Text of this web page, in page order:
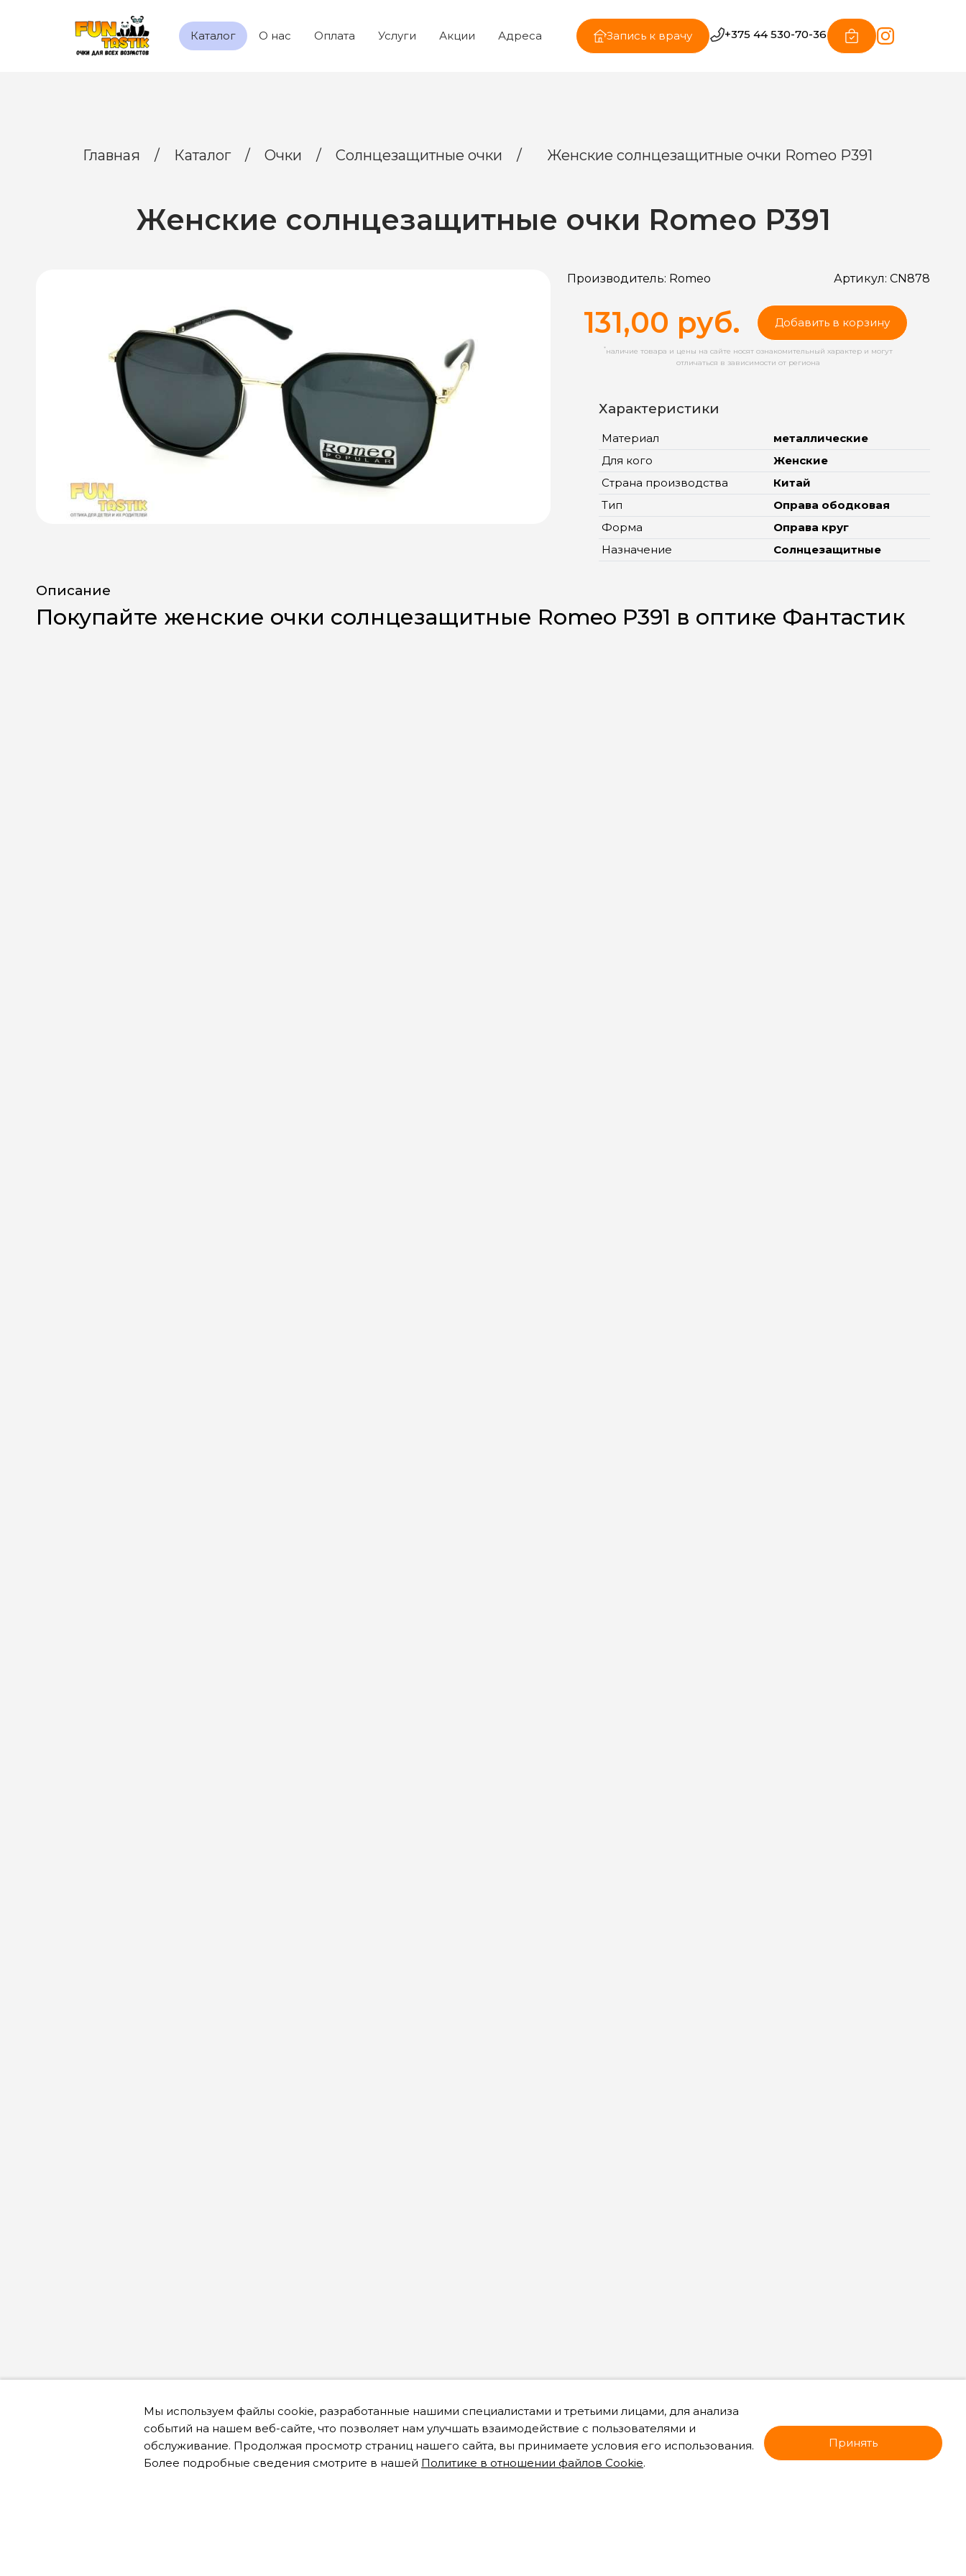
Каталог О нас Оплата Услуги Акции Адреса Запись к врачу +375 44 530-70-36
Главная / Каталог / Очки / Солнцезащитные очки / Женские солнцезащитные очки Romeo P391
Женские солнцезащитные очки Romeo P391
Производитель: Romeo Артикул: CN878
131,00 руб. Добавить в корзину
* наличие товара и цены на сайте носят ознакомительный характер и могут
отличаться в зависимости от региона
Характеристики
Материал
металлические
Для кого
Женские
Страна производства
Китай
Тип
Оправа ободковая
Форма
Оправа круг
Назначение
Солнцезащитные
Описание
Покупайте женские очки солнцезащитные Romeo P391 в оптике Фантастик
Мы используем файлы cookie, разработанные нашими специалистами и третьими лицами, для анализа
событий на нашем веб-сайте, что позволяет нам улучшать взаимодействие с пользователями и
обслуживание. Продолжая просмотр страниц нашего сайта, вы принимаете условия его использования.
Более подробные сведения смотрите в нашей Политике в отношении файлов Cookie.
Принять